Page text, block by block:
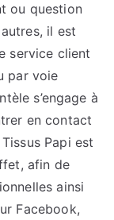
ou question
il est
service client
par voie
s’engage à
en contact
Papi est
afin de
ainsi
Facebook,